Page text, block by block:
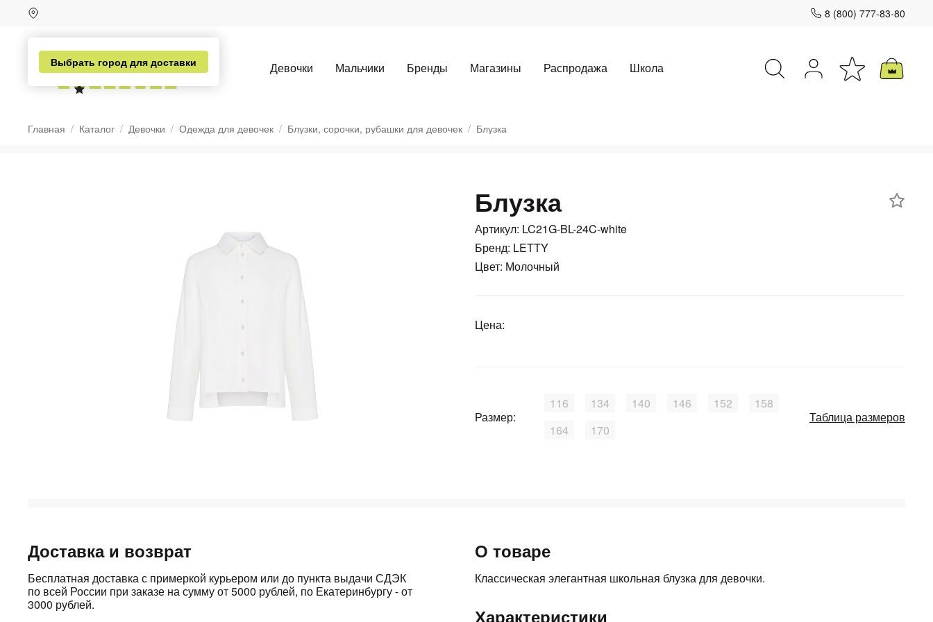
Выбрать город для доставки
8 (800) 777-83-80
Девочки Мальчики Бренды Магазины Распродажа Школа
Главная Каталог Девочки Одежда для девочек Блузки, сорочки, рубашки для девочек Блузка
Блузка
Артикул: LC21G-BL-24C-white
Бренд: LETTY
Цвет: Молочный
Цена:
Размер:
116 134 140 146 152
158
164
170
Таблица размеров
Доставка и возврат
Бесплатная доставка с примеркой курьером или до пункта выдачи СДЭК
по всей России при заказе на сумму от 5000 рублей, по Екатеринбургу - от
3000 рублей.
О товаре
Классическая элегантная школьная блузка для девочки.
Характеристики
без переплат
Получайте товар